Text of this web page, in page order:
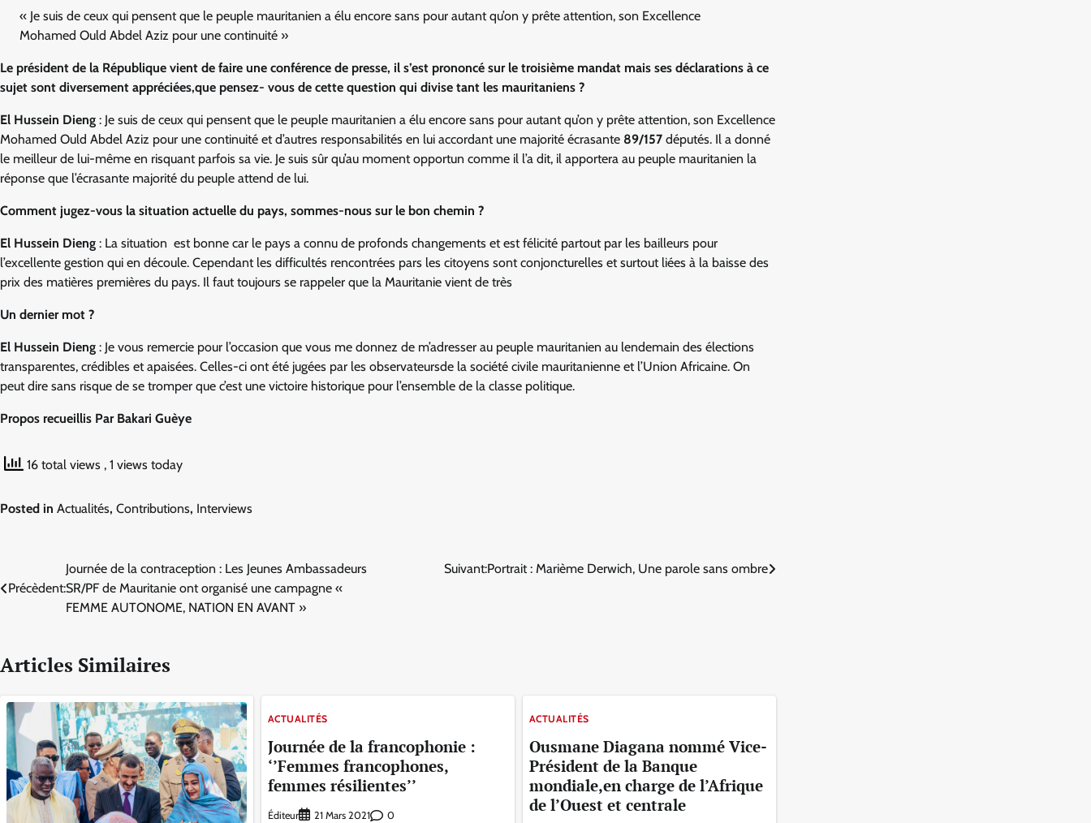
« Je suis de ceux qui pensent que le peuple mauritanien a élu encore sans pour autant qu’on y prête attention, son Excellence
Mohamed Ould Abdel Aziz pour une continuité »
Le président de la République vient de faire une conférence de presse, il s’est prononcé sur le troisième mandat mais ses déclarations à ce
sujet sont diversement appréciées,que pensez- vous de cette question qui divise tant les mauritaniens ?
El Hussein Dieng : Je suis de ceux qui pensent que le peuple mauritanien a élu encore sans pour autant qu’on y prête attention, son Excellence
Mohamed Ould Abdel Aziz pour une continuité et d’autres responsabilités en lui accordant une majorité écrasante 89/157 députés. Il a donné
le meilleur de lui-même en risquant parfois sa vie. Je suis sûr qu’au moment opportun comme il l’a dit, il apportera au peuple mauritanien la
réponse que l’écrasante majorité du peuple attend de lui.
Comment jugez-vous la situation actuelle du pays, sommes-nous sur le bon chemin ?
El Hussein Dieng : La situation est bonne car le pays a connu de profonds changements et est félicité partout par les bailleurs pour
l’excellente gestion qui en découle. Cependant les difficultés rencontrées pars les citoyens sont conjoncturelles et surtout liées à la baisse des
prix des matières premières du pays. Il faut toujours se rappeler que la Mauritanie vient de très
Un dernier mot ?
El Hussein Dieng : Je vous remercie pour l’occasion que vous me donnez de m’adresser au peuple mauritanien au lendemain des élections
transparentes, crédibles et apaisées. Celles-ci ont été jugées par les observateursde la société civile mauritanienne et l’Union Africaine. On
peut dire sans risque de se tromper que c’est une victoire historique pour l’ensemble de la classe politique.
Propos recueillis Par Bakari Guèye
16 total views , 1 views today
Posted in Actualités, Contributions, Interviews
Navigation
de
Précèdent:
Journée de la contraception : Les Jeunes Ambassadeurs
SR/PF de Mauritanie ont organisé une campagne «
FEMME AUTONOME, NATION EN AVANT »
Suivant:Portrait : Marième Derwich, Une parole sans ombre
Articles Similaires
ACTUALITÉS
Journée de la francophonie :
‘’Femmes francophones,
femmes résilientes’’
Éditeur 21 Mars 2021 0
ACTUALITÉS
Ousmane Diagana nommé Vice-
Président de la Banque
mondiale,en charge de l’Afrique
de l’Ouest et centrale